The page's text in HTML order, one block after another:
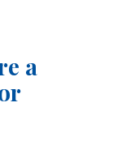
a